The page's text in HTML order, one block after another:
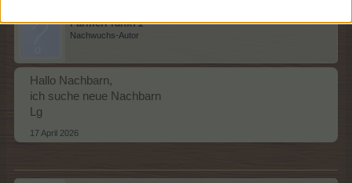
FarmerFrank71
Nachwuchs-Autor
Hallo Nachbarn,
ich suche neue Nachbarn
Lg
17 April 2026